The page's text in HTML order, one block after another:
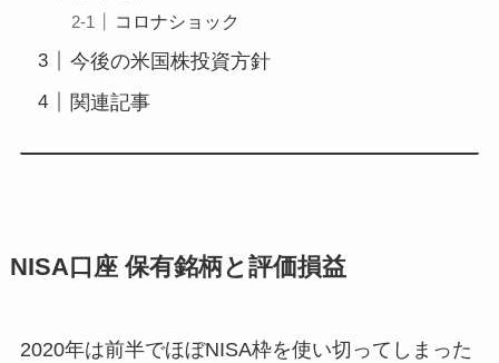
コロナショック
今後の米国株投資方針
関連記事
NISA口座 保有銘柄と評価損益
2020年は前半でほぼNISA枠を使い切ってしまった